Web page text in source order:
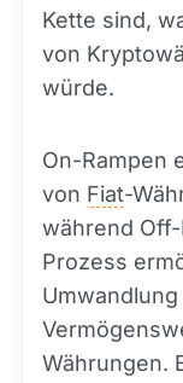
Kette sind,
von
würde.
On-Rampen
von Fiat-
während
Prozess
Währungen.